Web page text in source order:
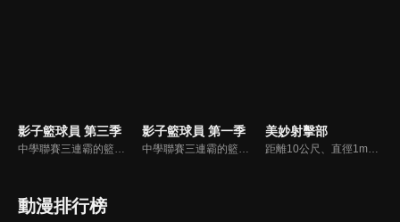
影子籃球員 第三季
中學聯賽三連霸的籃球強豪「帝光中學」，部員數超過百人，其中更有著被譽為「奇蹟的世代」的五位天才籃球選手，和一個既沒有出場紀錄，也無人記得他的人——夢幻的第六人。天才籃球選手火神大我立志打敗「奇蹟的世代」並成為日本第一的籃球選手，而黑子哲也決定成為他的「影子」幫助他！
影子籃球員 第一季
中學聯賽三連霸的籃球強豪「帝光中學」，部員數超過百人，其中更有著被譽為「奇蹟的世代」的五位天才籃球選手，和一個既沒有出場紀錄，也無人記得他的人——夢幻的第六人。天才籃球選手火神大我立志打敗「奇蹟的世代」並成為日本第一的籃球選手，而黑子哲也決定成為他的「影子」幫助他！
美妙射擊部
距離10公尺、直徑1mm、彈數60發、比賽時間45分鐘，穿著一身硬夾克，這是遠比外表看起來還要耗神費力的殘酷世界——光線來福槍競賽！…本來應該是這樣的，然而都沒有人能理解這項運動…。但是，我現在正以邁向世界為目標！四位女高中生開始輕鬆悠哉但又熱情專注的射擊社生活！
動漫排行榜